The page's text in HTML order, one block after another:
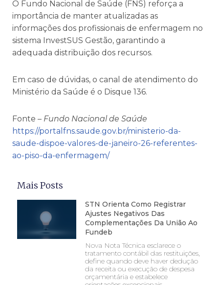
O Fundo Nacional de Saúde (FNS) reforça a
importância de manter atualizadas as
informações dos profissionais de enfermagem no
sistema InvestSUS Gestão, garantindo a
adequada distribuição dos recursos.
Em caso de dúvidas, o canal de atendimento do
Ministério da Saúde é o Disque 136.
Fonte – Fundo Nacional de Saúde
https://portalfns.saude.gov.br/ministerio-da-
saude-dispoe-valores-de-janeiro-26-referentes-
ao-piso-da-enfermagem/
Mais Posts
STN Orienta Como Registrar
Ajustes Negativos Das
Complementações Da União Ao
Fundeb
Nova Nota Técnica esclarece o
tratamento contábil das restituições,
define quando deve haver dedução
da receita ou execução de despesa
orçamentária e estabelece